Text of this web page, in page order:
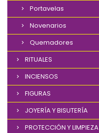
Portavelas
Novenarios
Quemadores
RITUALES
INCIENSOS
FIGURAS
JOYERÍA Y BISUTERÍA
PROTECCIÓN Y LIMPIEZA